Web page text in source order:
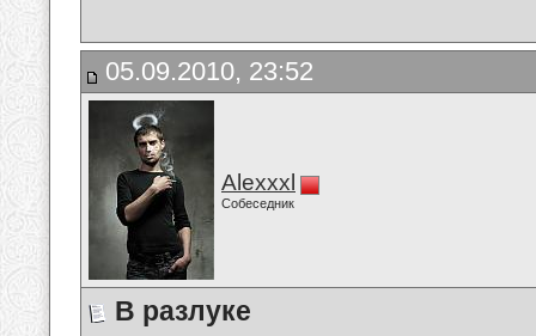
05.09.2010, 23:52
Alexxxl
Собеседник
В разлуке